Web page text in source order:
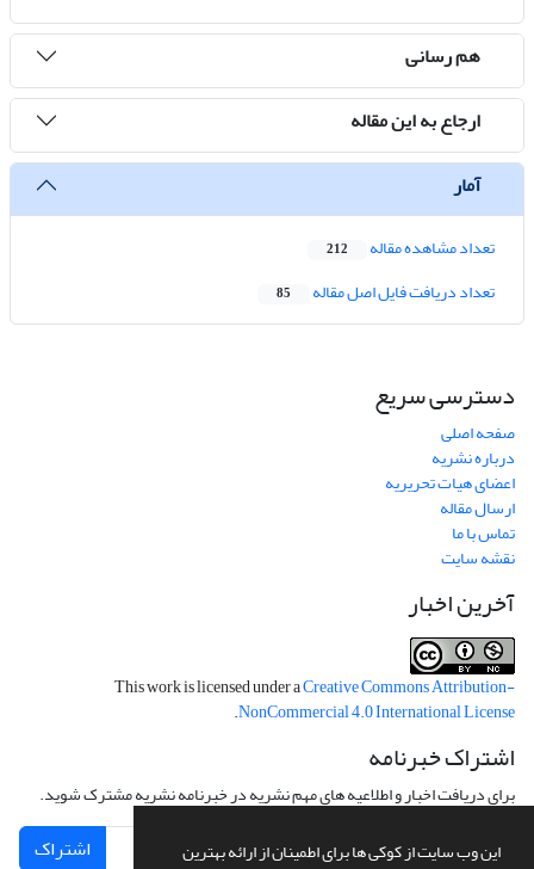
این وب سایت از کوکی ها برای اطمینان از ارائه بهترین
هم رسانی
ارجاع به این مقاله
آمار
تعداد مشاهده مقاله 212
تعداد دریافت فایل اصل مقاله 85
دسترسی سریع
صفحه اصلی
درباره نشریه
اعضای هیات تحریریه
ارسال مقاله
تماس با ما
نقشه سایت
آخرین اخبار
This work is licensed under aCreative Commons Attribution-
NonCommercial 4.0 International License
.
اشتراک خبرنامه
برای دریافت اخبار و اطلاعیه های مهم نشریه در خبرنامه نشریه مشترک شوید.
اشتراک